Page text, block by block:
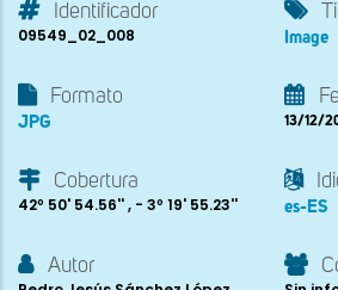
Identificador
09549_02_008 Image
Formato
JPG 13/12/
Cobertura
42º 50' 54.56'' , - 3º 19' 55.23'' es-ES
Autor